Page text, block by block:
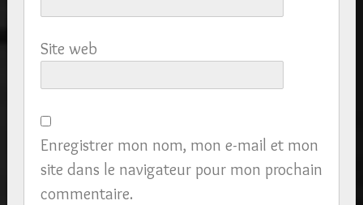
Site web
Enregistrer mon nom, mon e-mail et mon
site dans le navigateur pour mon prochain
commentaire.